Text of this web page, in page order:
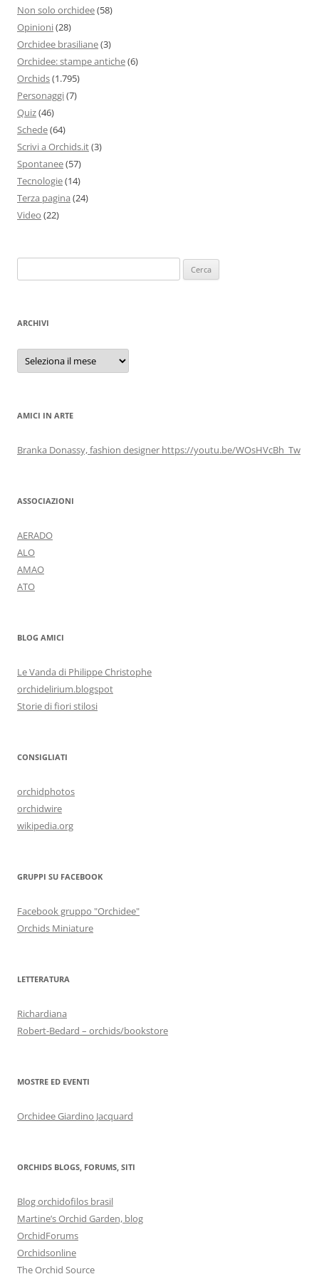
Non solo orchidee(58)
Opinioni(28)
Orchidee brasiliane(3)
Orchidee: stampe antiche(6)
Orchids(1.795)
Personaggi(7)
Quiz(46)
Schede(64)
Scrivi a Orchids.it(3)
Spontanee(57)
Tecnologie(14)
Terza pagina (24)
Video (22)
per:
ARCHIVI
Archivi
AMICI IN ARTE
Branka Donassy, fashion designer https://youtu.be/WOsHVcBh_Tw
ASSOCIAZIONI
AERADO
ALO
AMAO
ATO
BLOG AMICI
Le Vanda di Philippe Christophe
orchidelirium.blogspot
Storie di fiori stilosi
CONSIGLIATI
orchidphotos
orchidwire
wikipedia.org
GRUPPI SU FACEBOOK
Facebook gruppo "Orchidee"
Orchids Miniature
LETTERATURA
Richardiana
Robert-Bedard – orchids/bookstore
MOSTRE ED EVENTI
Orchidee Giardino Jacquard
ORCHIDS BLOGS, FORUMS, SITI
Blog orchidofilos brasil
Martine’s Orchid Garden, blog
OrchidForums
Orchidsonline
The Orchid Source